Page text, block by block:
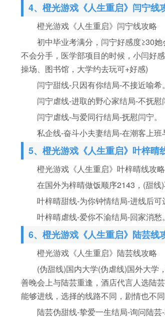
4、橙光游戏《人生重启》闫宁线
橙光游戏《人生重启》闫宁线攻略
初中毕业考满分，闫宁好感度≥30她
不会分手，医学部项目的时候，小闫好
操场、图书馆，大学约去玩可+好感)
闫宁甜线-只因有你结局-不接近喻希。
闫宁虐线-进取的野心家结局-不抚慰
闫宁虐线-与爱同行结局-抚慰闫宁。
私企线-奋斗小夫妻结局-在潮客上班
5、橙光游戏《人生重启》叶梓晴
橙光游戏《人生重启》叶梓晴线攻略
在国外为梓晴做饭顺序2143，(甜线)
叶梓晴甜线-为你钟情结局-进线后可
叶梓晴虐线-爱你不渝结局-回家消愁。
6、橙光游戏《人生重启》陆芸线
橙光游戏《人生重启》陆芸线攻略
(伪甜线)国内大学(伪虐线)国外大学
善晚会上与陆芸重逢，酒店代言人选陆
能够进线，选择的线路不同，剧情也不同
陆芸伪甜线-挚爱一生结局-询问陆芸-